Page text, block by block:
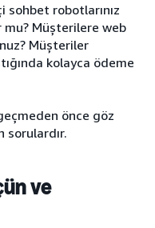
sohbet robotlarınız
mu? Müşterilere web
Müşteriler
kolayca ödeme
önce göz
sorulardır.
ve